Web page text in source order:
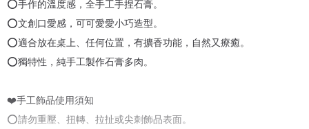
⭕手作的溫度感，全手工手捏石膏。
⭕文創口愛感，可可愛愛小巧造型。
⭕適合放在桌上、任何位置，有擴香功能，自然又療癒。
⭕獨特性，純手工製作石膏多肉。
❤️手工飾品使用須知
⭕請勿重壓、扭轉、拉扯或尖刺飾品表面。